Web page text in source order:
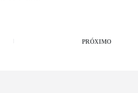
PRÓXIMO